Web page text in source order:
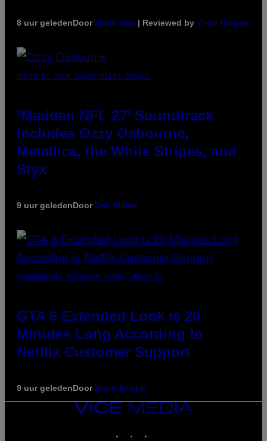
8 uur geledenDoor Maha Haq | Reviewed by Ysolt Usigan
PHOTO BY NICK LAHAM/GETTY IMAGES
‘Madden NFL 27’ Soundtrack
Includes Ozzy Osbourne,
Metallica, the White Stripes, and
Styx
9 uur geledenDoor Dan Milam
SCREENSHOT: ROCKSTAR GAMES, NETFLIX
GTA 6 Extended Look is 20
Minutes Long According to
Netflix Customer Support
9 uur geledenDoor Brent Koepp
VICE
MEDIA